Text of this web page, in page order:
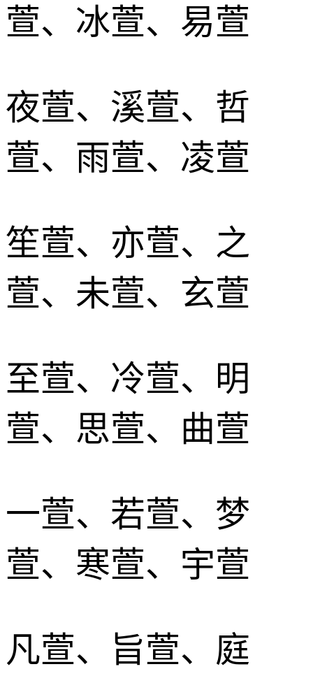
萱、冰萱、易萱
夜萱、溪萱、哲
萱、雨萱、凌萱
笙萱、亦萱、之
萱、未萱、玄萱
至萱、冷萱、明
萱、思萱、曲萱
一萱、若萱、梦
萱、寒萱、宇萱
凡萱、旨萱、庭